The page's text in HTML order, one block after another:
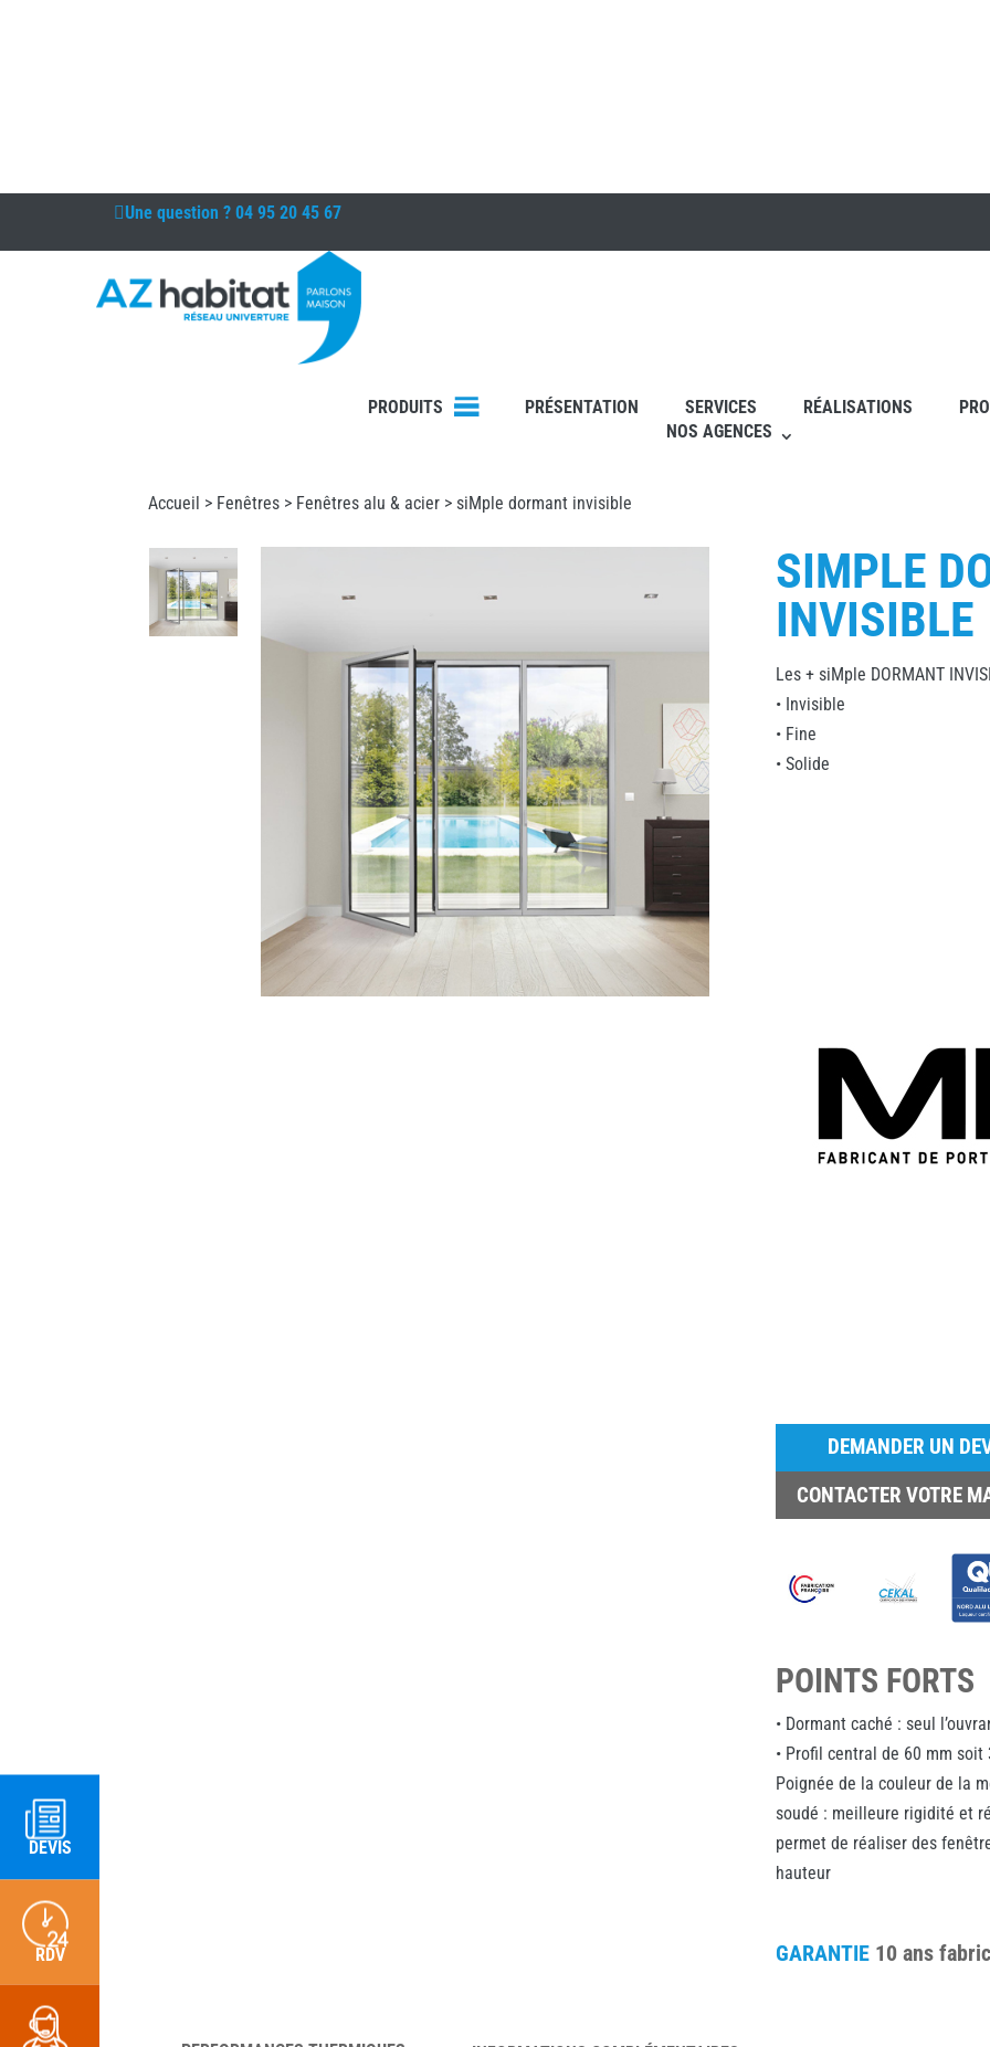
Une question ? 04 95 20 45 67
PRODUITS PRÉSENTATION SERVICES RÉALISATIONS
NOS AGENCES
Accueil > Fenêtres > Fenêtres alu & acier > siMple dormant invisible
SIMPLE
INVISIBLE
Les + siMple DORMANT
• Invisible
• Fine
• Solide
DEMANDER UN
CONTACTER VOTRE
POINTS FORTS
• Dormant caché : seul
• Profil central de 60 mm soit
Poignée de la couleur de la
soudé : meilleure rigidité et
permet de réaliser des
hauteur
GARANTIE 10 ans
DEVIS
RDV